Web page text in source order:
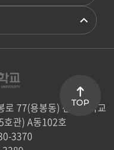
로 77(용봉동) 전남대학교
호관) A동102호
3370
TOP